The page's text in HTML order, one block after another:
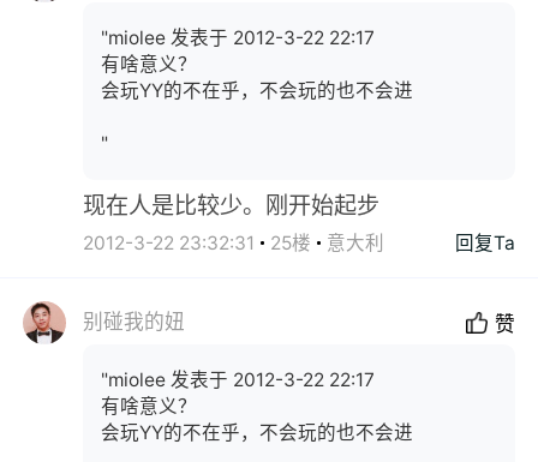
"miolee 发表于 2012-3-22 22:17
有啥意义？
会玩YY的不在乎，不会玩的也不会进
"
现在人是比较少。刚开始起步
2012-3-22 23:32:31 25楼 意大利 回复Ta
别碰我的妞 赞
"miolee 发表于 2012-3-22 22:17
有啥意义？
会玩YY的不在乎，不会玩的也不会进